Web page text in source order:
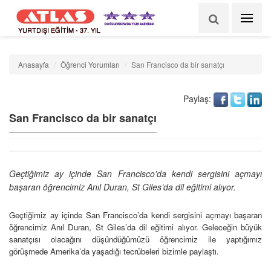
YURTDIŞI EĞİTİM - 37. YIL
Anasayfa Öğrenci Yorumları San Francisco da bir sanatçı
San Francisco da bir sanatçı
Paylaş:
Geçtiğimiz ay içinde San Francisco’da kendi sergisini açmayı
başaran öğrencimiz Anıl Duran, St Giles’da dil eğitimi alıyor.
Geçtiğimiz ay içinde San Francisco’da kendi sergisini açmayı başaran
öğrencimiz Anıl Duran, St Giles’da dil eğitimi alıyor. Geleceğin büyük
sanatçısı olacağını düşündüğümüzü öğrencimiz ile yaptığımız
görüşmede Amerika’da yaşadığı tecrübeleri bizimle paylaştı.